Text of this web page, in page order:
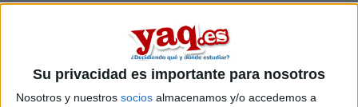
Su privacidad es importante para nosotros
Nosotros y nuestros socios almacenamos y/o accedemos a